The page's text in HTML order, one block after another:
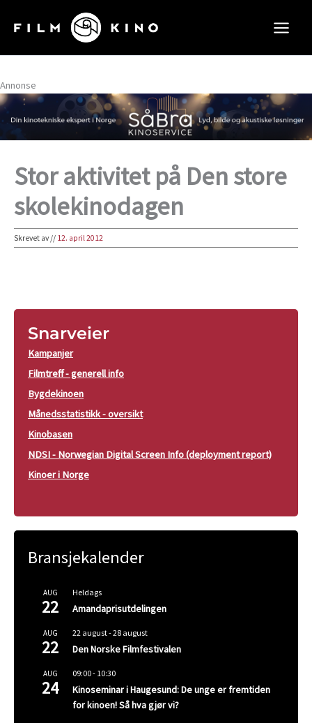
rett
innholdet
Annonse
Stor aktivitet på Den store
skolekinodagen
Skrevet av// 12. april 2012
Snarveier
Kampanjer
Filmtreff - generell info
Bygdekinoen
Månedsstatistikk - oversikt
Kinobasen
NDSI - Norwegian Digital Screen Info (deployment report)
Kinoer i Norge
Bransjekalender
AUG
22
Heldags
Amandaprisutdelingen
AUG
22
22 august-28 august
Den Norske Filmfestivalen
AUG
24
09:00- 10:30
Kinoseminar i Haugesund: De unge er fremtiden
for kinoen! Så hva gjør vi?